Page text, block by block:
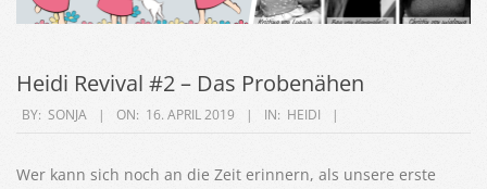
Heidi Revival #2 – Das Probenähen
2019-
16
BY: SONJA ON: 16. APRIL 2019 IN: HEIDI
Wer kann sich noch an die Zeit erinnern, als unsere erste